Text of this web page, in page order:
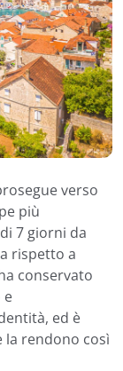
verso
più
7 giorni da
rispetto a
conservato
e
ed è
rendono così